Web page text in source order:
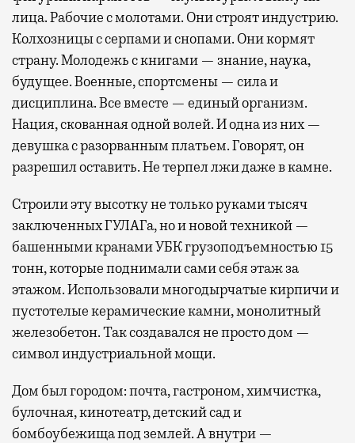
лица. Рабочие с молотами. Они строят индустрию.
Колхозницы с серпами и снопами. Они кормят
страну. Молодежь с книгами — знание, наука,
будущее. Военные, спортсмены — сила и
дисциплина. Все вместе — единый организм.
Нация, скованная одной волей. И одна из них —
девушка с разорванным платьем. Говорят, он
разрешил оставить. Не терпел лжи даже в камне.
Строили эту высотку не только руками тысяч
заключенных ГУЛАГа, но и новой техникой —
башенными кранами УБК грузоподъемностью 15
тонн, которые поднимали сами себя этаж за
этажом. Использовали многодырчатые кирпичи и
пустотелые керамические камни, монолитный
железобетон. Так создавался не просто дом —
символ индустриальной мощи.
Дом был городом: почта, гастроном, химчистка,
булочная, кинотеатр, детский сад и
бомбоубежища под землей. А внутри —